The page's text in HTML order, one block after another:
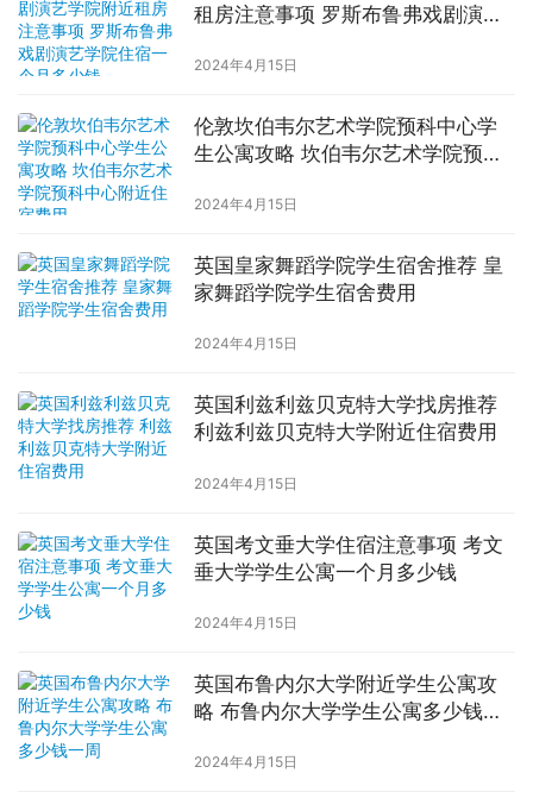
租房注意事项 罗斯布鲁弗戏剧演艺
2024年4月15日
伦敦坎伯韦尔艺术学院预科中心学
生公寓攻略 坎伯韦尔艺术学院预科
2024年4月15日
英国皇家舞蹈学院学生宿舍推荐 皇
家舞蹈学院学生宿舍费用
2024年4月15日
英国利兹利兹贝克特大学找房推荐
利兹利兹贝克特大学附近住宿费用
2024年4月15日
英国考文垂大学住宿注意事项 考文
垂大学学生公寓一个月多少钱
2024年4月15日
英国布鲁内尔大学附近学生公寓攻
略 布鲁内尔大学学生公寓多少钱一
2024年4月15日